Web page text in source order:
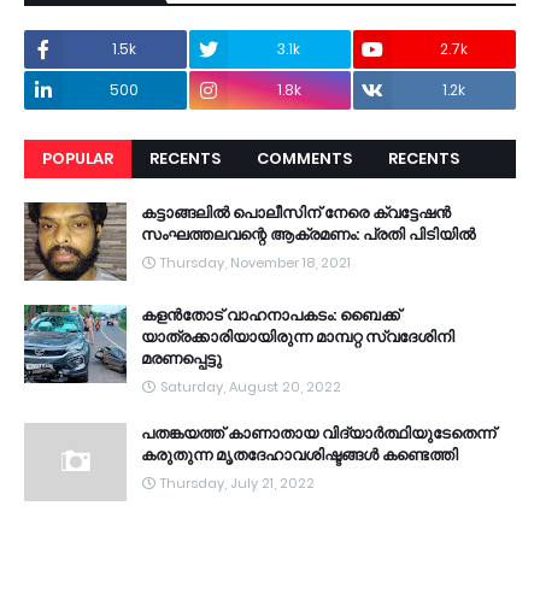
1.5k 3.1k
2.7k
500
1.8k 1.2k
POPULAR RECENTS COMMENTS RECENTS
കട്ടാങ്ങലിൽ പൊലീസിന് നേരെ ക്വട്ടേഷൻ
സംഘത്തലവന്റെ ആക്രമണം: പ്രതി പിടിയിൽ
Thursday, November 18, 2021
കളൻതോട് വാഹനാപകടം: ബൈക്ക്
യാത്രക്കാരിയായിരുന്ന മാമ്പറ്റ സ്വദേശിനി
മരണപ്പെട്ടു
Saturday, August 20, 2022
പതങ്കയത്ത് കാണാതായ വിദ്യാർത്ഥിയുടേതെന്ന്
കരുതുന്ന മൃതദേഹാവശിഷ്ടങ്ങൾ കണ്ടെത്തി
Thursday, July 21, 2022